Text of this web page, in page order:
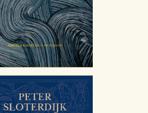
DE COOKIES